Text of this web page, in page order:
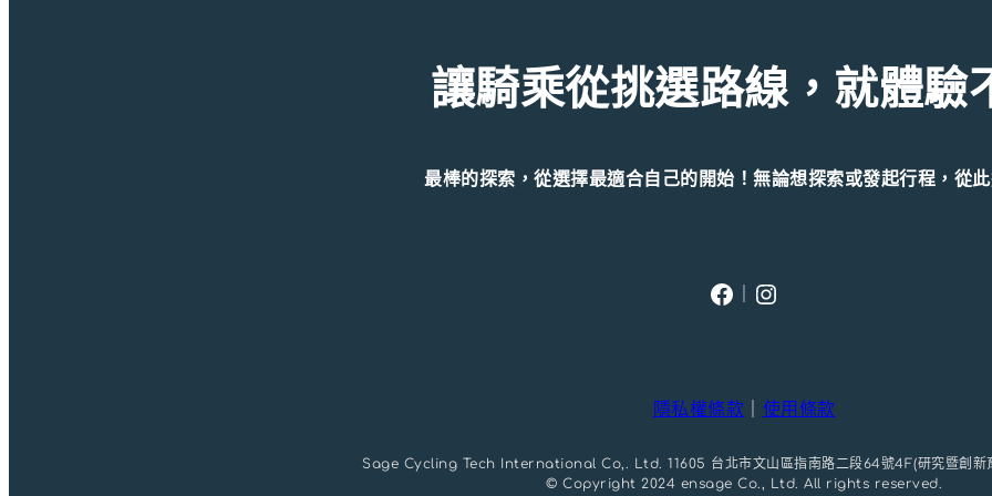
讓騎乘從挑選路線，就體驗
最棒的探索，從選擇最適合自己的開始！無論想探索或發起行程，從
Facebook
Instagram
隱私權條款 使用條款
Sage Cycling Tech International Co,. Ltd. 11605 台北市文山區指南路二段64號4F(研究暨創新
© Copyright 2024 ensage Co., Ltd. All rights reserved.